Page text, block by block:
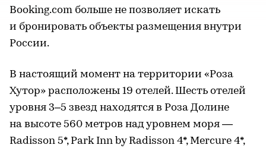
Booking.com больше не позволяет искать
и бронировать объекты размещения внутри
России.
В настоящий момент на территории «Роза
Хутор» расположены 19 отелей. Шесть отелей
уровня 3–5 звезд находятся в Роза Долине
на высоте 560 метров над уровнем моря —
Radisson 5*, Park Inn by Radisson 4*, Mercure 4*,